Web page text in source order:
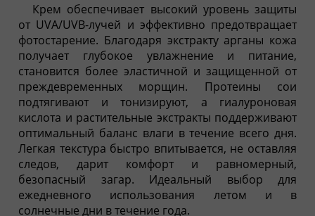
Крем обеспечивает высокий уровень защиты
от UVA/UVB-лучей и эффективно предотвращает
фотостарение. Благодаря экстракту арганы кожа
получает глубокое увлажнение и питание,
становится более эластичной и защищенной от
преждевременных морщин. Протеины сои
подтягивают и тонизируют, а гиалуроновая
кислота и растительные экстракты поддерживают
оптимальный баланс влаги в течение всего дня.
Легкая текстура быстро впитывается, не оставляя
следов, дарит комфорт и равномерный,
безопасный загар. Идеальный выбор для
ежедневного использования летом и в
солнечные дни в течение года.